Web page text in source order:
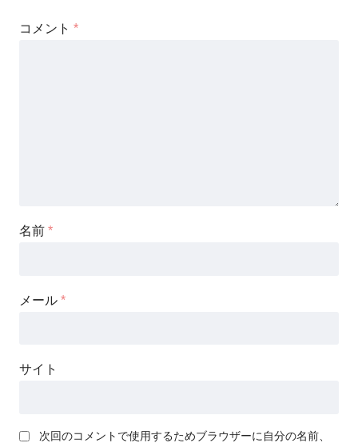
コメント *
名前 *
メール *
サイト
次回のコメントで使用するためブラウザーに自分の名前、